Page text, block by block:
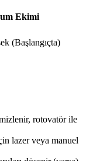
Ekimi
(Başlangıçta)
rotovatör ile
lazer veya manuel